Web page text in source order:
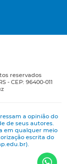
reservados
- CEP: 96400-011
a opinião do
de seus autores.
em qualquer meio
escrita do